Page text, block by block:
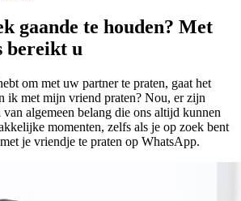
gaande te houden? Met
bereikt u
om met uw partner te praten, gaat het
ik met mijn vriend praten? Nou, er zijn
algemeen belang die ons altijd kunnen
momenten, zelfs als je op zoek bent
je vriendje te praten op WhatsApp.